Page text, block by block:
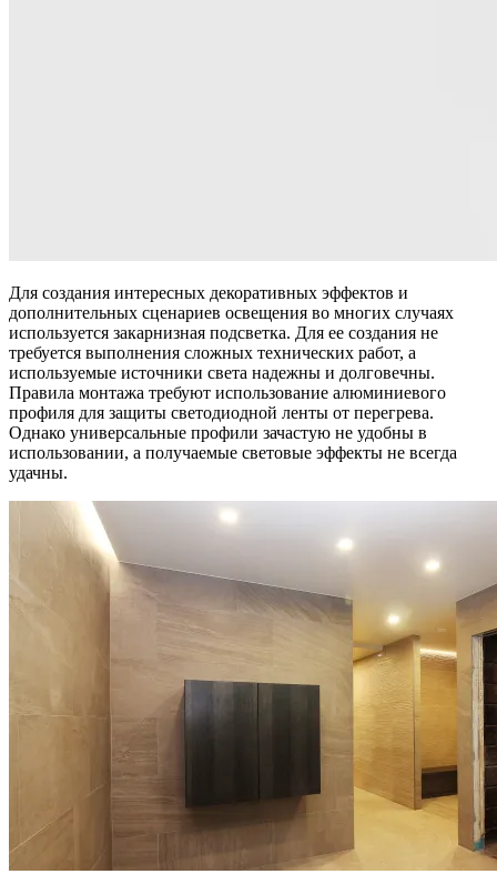
Для создания интересных декоративных эффектов и
дополнительных сценариев освещения во многих случаях
используется закарнизная подсветка. Для ее создания не
требуется выполнения сложных технических работ, а
используемые источники света надежны и долговечны.
Правила монтажа требуют использование алюминиевого
профиля для защиты светодиодной ленты от перегрева.
Однако универсальные профили зачастую не удобны в
использовании, а получаемые световые эффекты не всегда
удачны.